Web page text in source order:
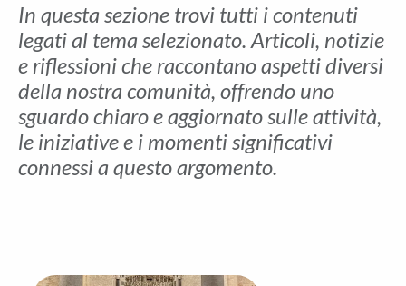
In questa sezione trovi tutti i contenuti
legati al tema selezionato. Articoli, notizie
e riflessioni che raccontano aspetti diversi
della nostra comunità, offrendo uno
sguardo chiaro e aggiornato sulle attività,
le iniziative e i momenti significativi
connessi a questo argomento.